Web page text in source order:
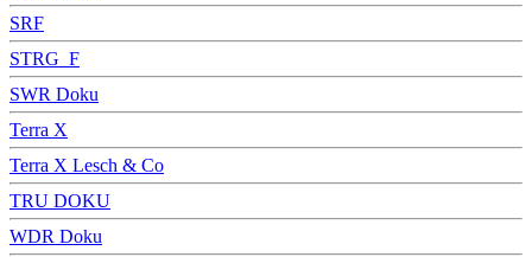
SRF
STRG_F
SWR Doku
Terra X
Terra X Lesch & Co
TRU DOKU
WDR Doku